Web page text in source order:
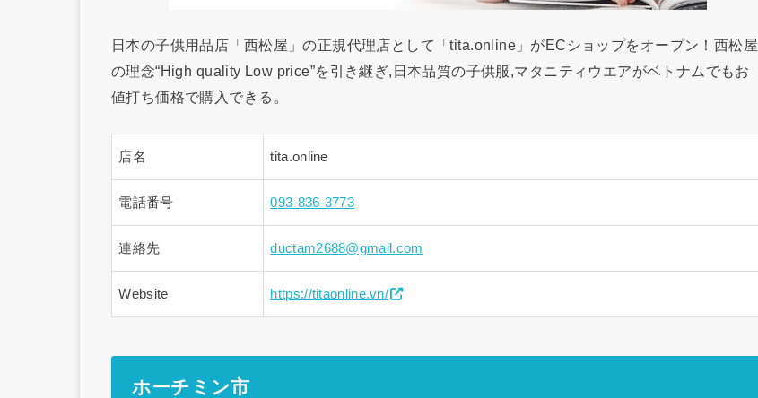
日本の子供用品店「西松屋」の正規代理店として「tita.online」がECショップをオープン！西松屋
の理念“High quality Low price”を引き継ぎ,日本品質の子供服,マタニティウエアがベトナムでもお
値打ち価格で購入できる。
店名 tita.online
電話番号 093-836-3773
連絡先 ductam2688@gmail.com
Website https://titaonline.vn/
ホーチミン市